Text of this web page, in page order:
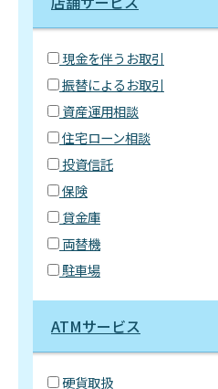
現金を伴うお取引
振替によるお取引
資産運用相談
住宅ローン相談
投資信託
保険
貸金庫
両替機
駐車場
ATMサービス
硬貨取扱